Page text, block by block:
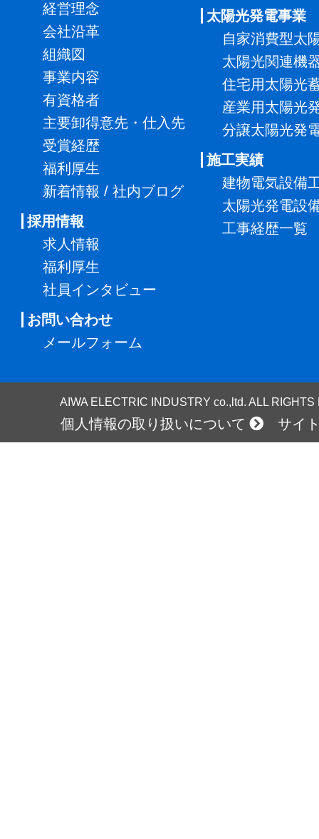
経営理念
会社沿革
組織図
事業内容
有資格者
主要卸得意先・仕入先
受賞経歴
福利厚生
新着情報 / 社内ブログ
採用情報
求人情報
福利厚生
社員インタビュー
お問い合わせ
メールフォーム
太陽光発電事業
自家消費型太
太陽光関連機
住宅用太陽光
産業用太陽光
分譲太陽光発
施工実績
建物電気設備
太陽光発電設
工事経歴一覧
AIWA ELECTRIC INDUSTRY co.,ltd. ALL
個人情報の取り扱いについて サイ